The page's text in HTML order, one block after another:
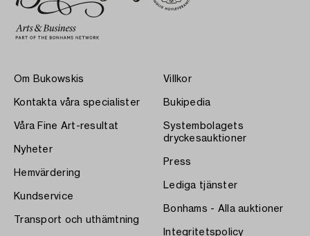
Om Bukowskis
Kontakta våra specialister
Våra Fine Art-resultat
Nyheter
Hemvärdering
Kundservice
Transport och uthämtning
Villkor
Bukipedia
Systembolagets
dryckesauktioner
Press
Lediga tjänster
Bonhams - Alla auktioner
Integritetspolicy